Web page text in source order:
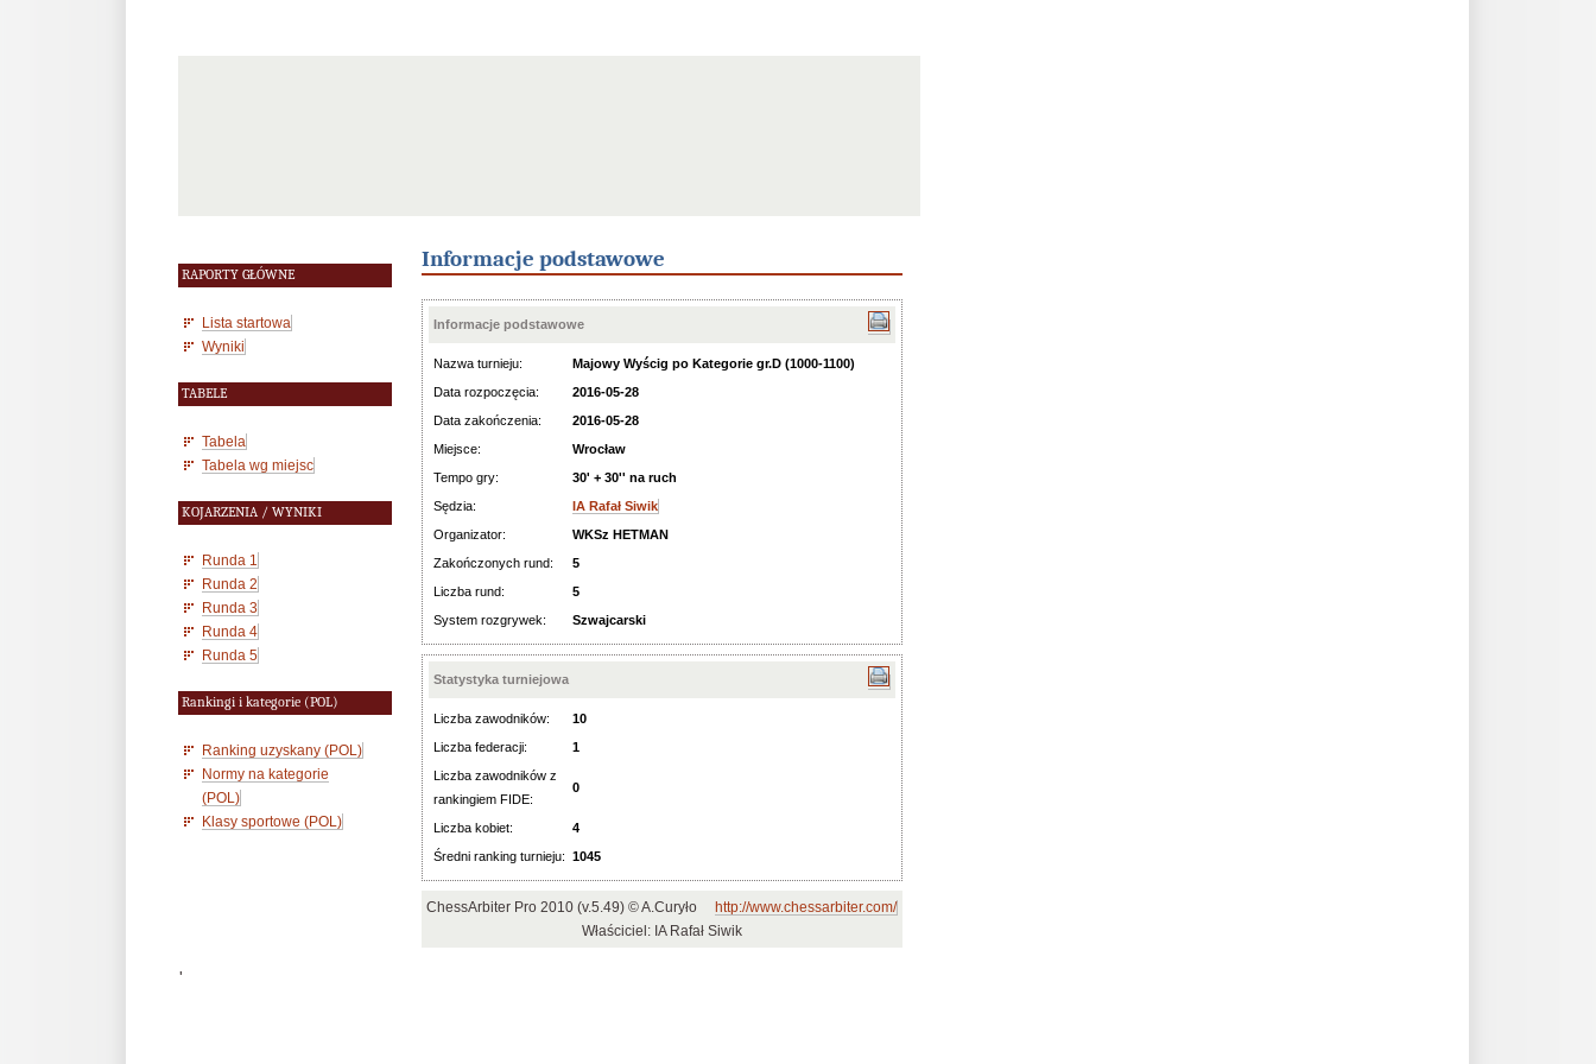
RAPORTY GŁÓWNE
Lista startowa
Wyniki
TABELE
Tabela
Tabela wg miejsc
KOJARZENIA / WYNIKI
Runda 1
Runda 2
Runda 3
Runda 4
Runda 5
Rankingi i kategorie (POL)
Ranking uzyskany (POL)
Normy na kategorie
(POL)
Klasy sportowe (POL)
Informacje podstawowe
Informacje podstawowe
Nazwa turnieju:
Majowy Wyścig po Kategorie gr.D (1000-1100)
Data rozpoczęcia:
2016-05-28
Data zakończenia:
2016-05-28
Miejsce:
Wrocław
Tempo gry:
30' + 30'' na ruch
Sędzia:
IA Rafał Siwik
Organizator:
WKSz HETMAN
Zakończonych rund:
5
Liczba rund:
5
System rozgrywek:
Szwajcarski
Statystyka turniejowa
Liczba zawodników:
10
Liczba federacji:
1
Liczba zawodników z
rankingiem FIDE:
0
Liczba kobiet:
4
Średni ranking turnieju: 1045
ChessArbiter Pro 2010 (v.5.49) © A.Curyło
http://www.chessarbiter.com/
Właściciel: IA Rafał Siwik
'